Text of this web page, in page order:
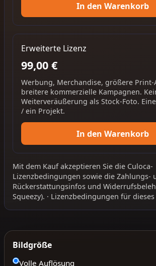
In den Warenkorb
Erweiterte Lizenz
99,00 €
Werbung, Merchandise, größere Print-
breitere kommerzielle Kampagnen.
Weiterveräußerung als Stock-Foto.
/ ein Projekt.
In den Warenkorb
Mit dem Kauf akzeptieren Sie die Culoca-
Lizenzbedingungen sowie die Zahlungs-
Rückerstattungsinfos und
Squeezy). · Lizenzbedingungen für dieses
Bildgröße
Volle Auflösung